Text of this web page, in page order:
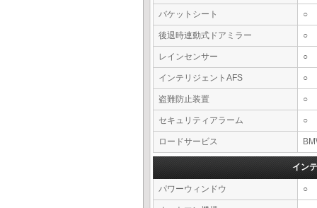
バケットシート ○
後退時連動式ドアミラー ○
レインセンサー ○
インテリジェントAFS ○
盗難防止装置 ○
セキュリティアラーム ○
ロードサービス
イン
パワーウィンドウ ○